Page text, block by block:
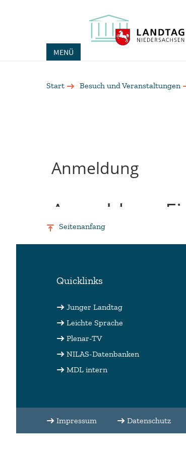
MENÜ
Start Besuch und Veranstaltungen
Seitenanfang
Quicklinks
Junger Landtag
Leichte Sprache
Plenar-TV
NILAS-Datenbanken
MDL intern
Impressum Datenschutz